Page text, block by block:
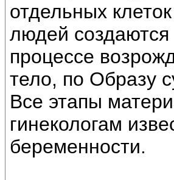
отдельных
людей создаются
процессе
тело, по Образу
Все этапы
гинекологам
беременности.